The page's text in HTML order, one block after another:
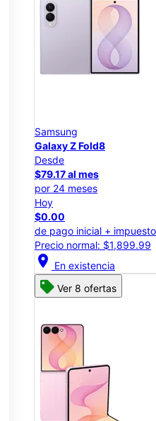
Samsung
Galaxy Z Fold8
Desde
$79.17 al mes
por 24 meses
Hoy
$0.00
de pago inicial +
Precio normal: $1,899.99
location_on En existencia
Ver 8 ofertas